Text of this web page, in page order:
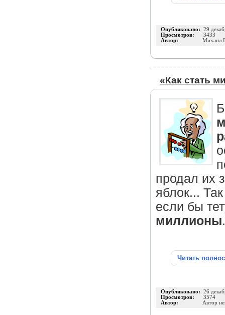
Опубликовано: 29
Просмотров: 3433
Автор: Михаил
«Как стать
продал их
яблок...
если бы
миллионы
Читать
Опубликовано: 26
Просмотров: 3574
Автор: Автор